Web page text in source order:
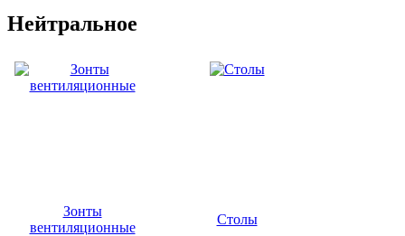
Нейтральное
Зонты
вентиляционные
Столы